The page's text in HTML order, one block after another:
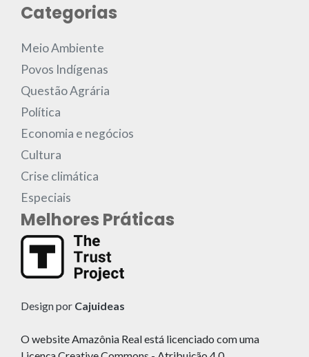
Categorias
Meio Ambiente
Povos Indígenas
Questão Agrária
Política
Economia e negócios
Cultura
Crise climática
Especiais
Melhores Práticas
Design por Cajuideas
O website Amazônia Real está licenciado com uma